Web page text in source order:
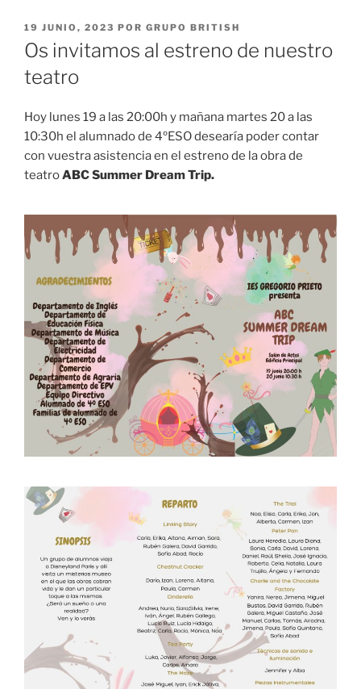
PUBLICADO
EL
19 JUNIO, 2023 POR GRUPO BRITISH
Os invitamos al estreno de nuestro
teatro
Hoy lunes 19 a las 20:00h y mañana martes 20 a las
10:30h el alumnado de 4ºESO desearía poder contar
con vuestra asistencia en el estreno de la obra de
teatroABC Summer Dream Trip.